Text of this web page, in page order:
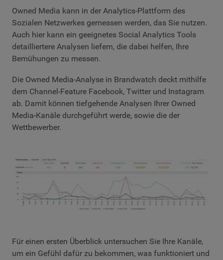
Owned Media kann in der Analytics-Plattform des
Sozialen Netzwerkes gemessen werden, das Sie nutzen.
Auch hier kann ein geeignetes Social Analytics Tools
detailliertere Analysen liefern, die dabei helfen, Ihre
Bemühungen zu messen.
Die Owned Media-Analyse in Brandwatch deckt mithilfe
dem Channel-Feature Facebook, Twitter und Instagram
ab. Damit können tiefgehende Analysen Ihrer Owned
Media-Kanäle durchgeführt werde, sowie die der
Wettbewerber.
Für einen ersten Überblick untersuchen Sie Ihre Kanäle,
um ein Gefühl dafür zu bekommen, was funktioniert und